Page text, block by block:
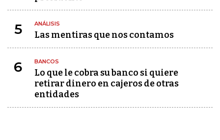
5 ANÁLISIS
Las mentiras que nos contamos
6 BANCOS
Lo que le cobra su banco si quiere
retirar dinero en cajeros de otras
entidades